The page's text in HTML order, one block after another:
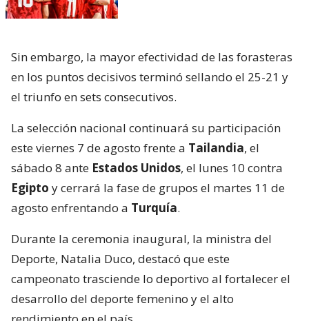
Sin embargo, la mayor efectividad de las forasteras
en los puntos decisivos terminó sellando el 25-21 y
el triunfo en sets consecutivos.
La selección nacional continuará su participación
este viernes 7 de agosto frente a Tailandia, el
sábado 8 ante Estados Unidos, el lunes 10 contra
Egipto y cerrará la fase de grupos el martes 11 de
agosto enfrentando a Turquía.
Durante la ceremonia inaugural, la ministra del
Deporte, Natalia Duco, destacó que este
campeonato trasciende lo deportivo al fortalecer el
desarrollo del deporte femenino y el alto